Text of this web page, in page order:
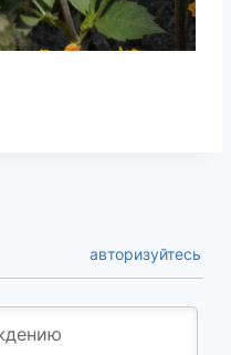
авторизуйтесь